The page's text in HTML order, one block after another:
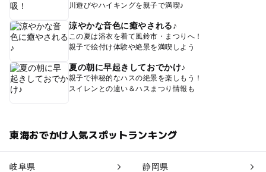
川遊びやハイキングを親子で満喫♪
涼やかな音色に癒やされる♪
この夏は浴衣を着て風鈴市・まつりへ！
親子で絵付け体験や絶景を満喫しよう
夏の朝に早起きしておでかけ♪
親子で神秘的なハスの絶景を楽しもう！
スイレンとの違い＆ハスまつり情報も
東海おでかけ人気スポットランキング
岐阜県 静岡県